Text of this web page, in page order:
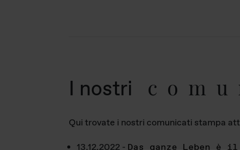
I nostri
Qui trovate i nostri comunicati stampa
13.12.2022 - Das ganze Leben è